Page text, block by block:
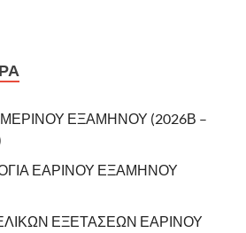
ΕΞΑΜΗΝΟΥ (2026Β –
ΕΑΡΙΝΟΥ ΕΞΑΜΗΝΟΥ
ΕΞΕΤΑΣΕΩΝ ΕΑΡΙΝΟΥ